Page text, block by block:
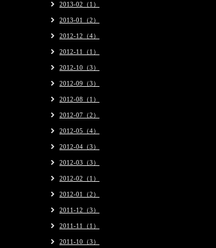
2013-02（1）
2013-01（2）
2012-12（4）
2012-11（1）
2012-10（3）
2012-09（3）
2012-08（1）
2012-07（2）
2012-05（4）
2012-04（3）
2012-03（3）
2012-02（1）
2012-01（2）
2011-12（3）
2011-11（1）
2011-10（3）